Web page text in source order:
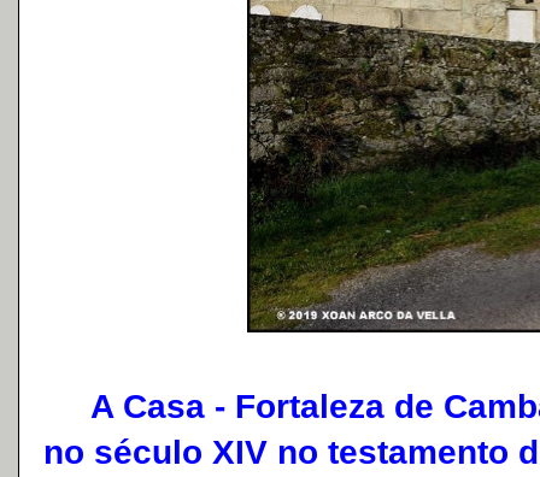
A Casa - Fortaleza de
no século XIV no testamento